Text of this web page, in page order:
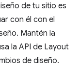
de tu sitio es
con él con el
Mantén la
la API de Layout
de diseño.